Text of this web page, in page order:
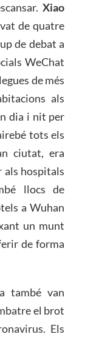
Xiao
de quatre
de debat a
WeChat
de més
als
dia i nit per
tots els
ciutat, era
hospitals
llocs de
a Wuhan
un munt
de forma
també van
el brot
Els